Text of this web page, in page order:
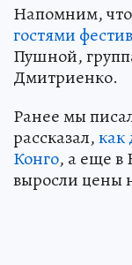
Напомним,
гостями
Пушной,
Дмитриенко.
Ранее мы
рассказал,как
Конго, а еще в
выросли цены